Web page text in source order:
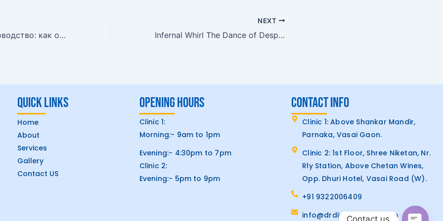
Пошаговое руководство: как обойти блокировку Pinco без VPN
NEXT
Infernal Whirl The Dance of Despair
Quick Links
Home
About
Services
Gallery
Contact US
Opening hours
Clinic 1:
Morning:- 9am to 1pm
Evening:- 4:30pm to 7pm
Clinic 2:
Evening:- 5pm to 9pm
CONTACT INFO
Clinic 1: Above Shankar Mandir,
Parnaka, Vasai Gaon.
Clinic 2: 1st Floor, Shree Niketan, Nr.
Rly Station, Above Chetan Wines,
Opp. Dhuri Hotel, Vasai Road (W).
+91 9322006409
info@drdinkarshenai.com
Contact us